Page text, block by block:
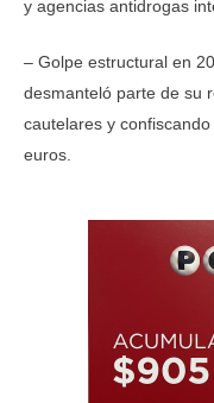
y agencias antidrogas
– Golpe estructural en
desmanteló parte de su
cautelares y
euros.